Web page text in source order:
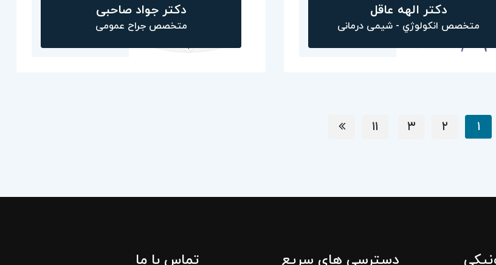
دکتر الهه عاقل
متخصص انکولوژي - شیمی درمانی
دکتر جواد صاحبی
متخصص جراح عمومی
۱ ۲ ۳ ۱۱
دسترسی های سریع تماس با ما